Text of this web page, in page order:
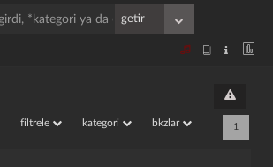
filtrele kategori bkzlar 1